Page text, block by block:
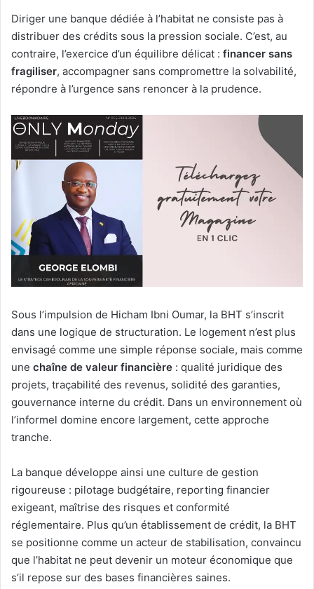
Diriger une banque dédiée à l’habitat ne consiste pas à
distribuer des crédits sous la pression sociale. C’est, au
contraire, l’exercice d’un équilibre délicat : financer sans
fragiliser, accompagner sans compromettre la solvabilité,
répondre à l’urgence sans renoncer à la prudence.
Sous l’impulsion de Hicham Ibni Oumar, la BHT s’inscrit
dans une logique de structuration. Le logement n’est plus
envisagé comme une simple réponse sociale, mais comme
une chaîne de valeur financière : qualité juridique des
projets, traçabilité des revenus, solidité des garanties,
gouvernance interne du crédit. Dans un environnement où
l’informel domine encore largement, cette approche
tranche.
La banque développe ainsi une culture de gestion
rigoureuse : pilotage budgétaire, reporting financier
exigeant, maîtrise des risques et conformité
réglementaire. Plus qu’un établissement de crédit, la BHT
se positionne comme un acteur de stabilisation, convaincu
que l’habitat ne peut devenir un moteur économique que
s’il repose sur des bases financières saines.